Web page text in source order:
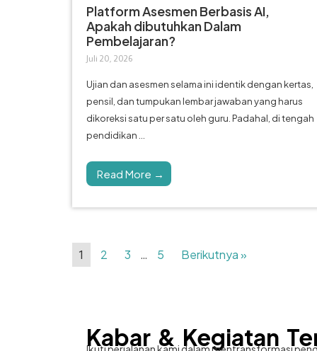
Platform Asesmen Berbasis AI,
Apakah dibutuhkan Dalam
Pembelajaran?
Juli 20, 2026
Ujian dan asesmen selama ini identik dengan kertas,
pensil, dan tumpukan lembar jawaban yang harus
dikoreksi satu per satu oleh guru. Padahal, di tengah
pendidikan ...
Read More →
1 2 3 … 5 Berikutnya »
Kabar & Kegiatan